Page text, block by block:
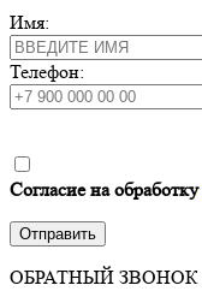
Имя:
Телефон:
Согласие на обработку
ОБРАТНЫЙ ЗВОНОК